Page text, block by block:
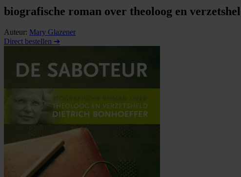
biografische roman over theoloog en
Auteur: Mary Glazener
Direct bestellen ➔